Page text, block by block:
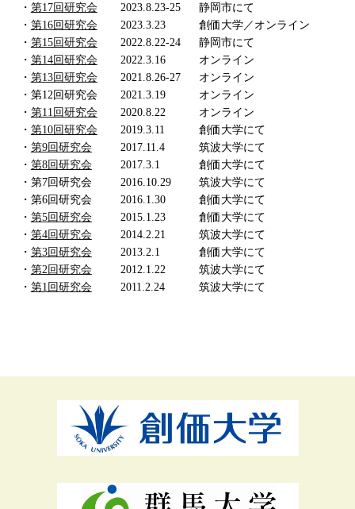
・ 第17回研究会 2023.8.23-25
静岡市にて
・ 第16回研究会 2023.3.23
創価大学／オンライン
・ 第15回研究会 2022.8.22-24
静岡市にて
・ 第14回研究会 2022.3.16
オンライン
・ 第13回研究会 2021.8.26-27
オンライン
・第12回研究会
2021.3.19
オンライン
・ 第11回研究会 2020.8.22
オンライン
・ 第10回研究会 2019.3.11
創価大学にて
・ 第9回研究会 2017.11.4
筑波大学にて
・ 第8回研究会 2017.3.1
創価大学にて
・第7回研究会
2016.10.29
筑波大学にて
・第6回研究会
2016.1.30
創価大学にて
・ 第5回研究会 2015.1.23
創価大学にて
・ 第4回研究会 2014.2.21
筑波大学にて
・ 第3回研究会 2013.2.1
創価大学にて
・ 第2回研究会 2012.1.22
筑波大学にて
・ 第1回研究会 2011.2.24 筑波大学にて